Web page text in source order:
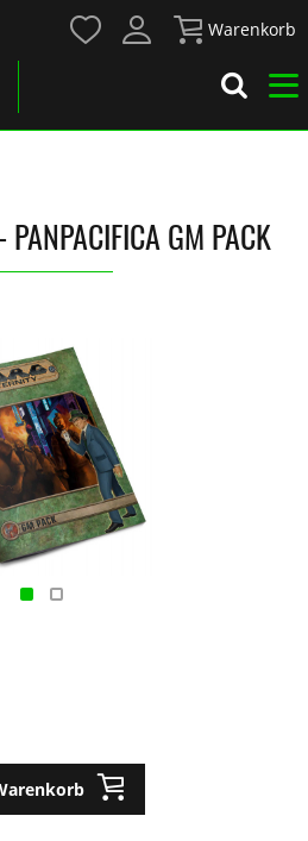
Warenkorb
GM PACK